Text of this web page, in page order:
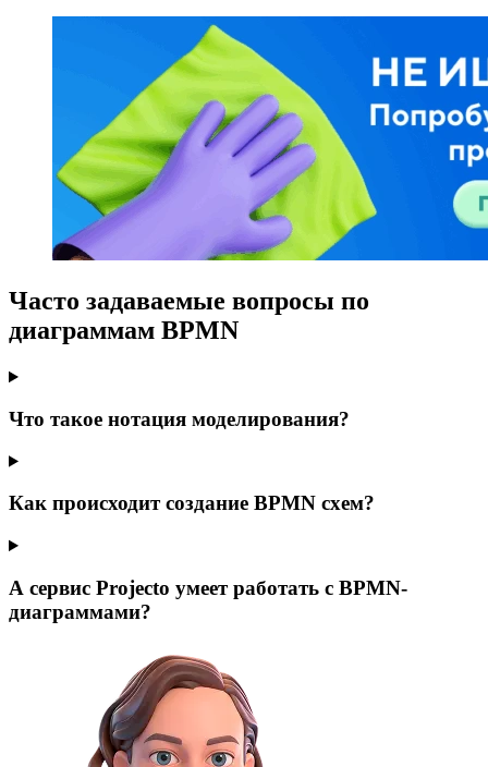
Часто задаваемые вопросы по
диаграммам BPMN
Что такое нотация моделирования?
Как происходит создание BPMN схем?
А сервис Projecto умеет работать с BPMN-
диаграммами?